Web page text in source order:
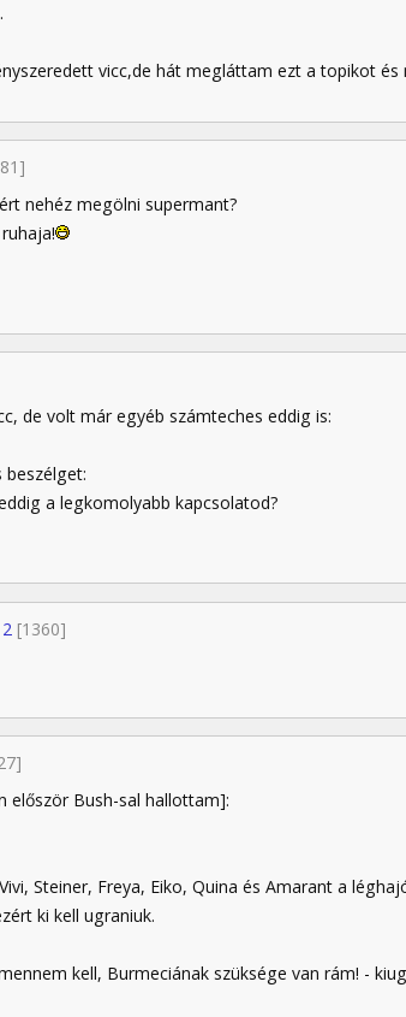
vicc,de hát megláttam ezt a topikot és
nehéz megölni supermant?
de volt már egyéb számteches eddig is:
beszélget:
a legkomolyabb kapcsolatod?
[1360]
először Bush-sal hallottam]:
Steiner, Freya, Eiko, Quina és Amarant a
ki kell ugraniuk.
kell, Burmeciának szüksége van rám! -